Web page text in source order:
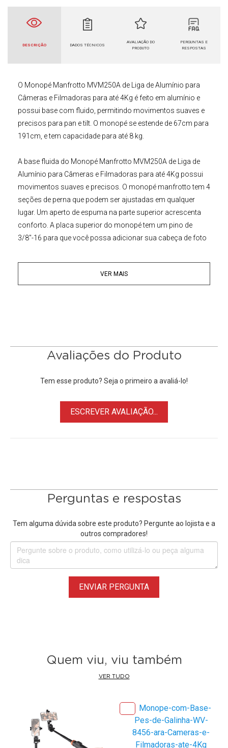
DESCRIÇÃO DADOS TÉCNICOS
AVALIAÇÃO DO
PRODUTO
PERGUNTAS E
RESPOSTAS
O Monopé Manfrotto MVM250A de Liga de Alumínio para
Câmeras e Filmadoras para até 4Kg é feito em alumínio e
possui base com fluido, permitindo movimentos suaves e
precisos para pan e tilt. O monopé se estende de 67cm para
191cm , e tem capacidade para até 8 kg.
A base fluida do Monopé Manfrotto MVM250A de Liga de
Alumínio para Câmeras e Filmadoras para até 4Kg possui
movimentos suaves e precisos. O monopé manfrotto tem 4
seções de perna que podem ser ajustadas em qualquer
lugar. Um aperto de espuma na parte superior acrescenta
conforto. A placa superior do monopé tem um pino de
3/8"-16 para que você possa adicionar sua cabeça de foto
Principais Características:VER MAIS
Avaliações do Produto
Tem esse produto? Seja o primeiro a avaliá-lo!
ESCREVER AVALIAÇÃO...
Perguntas e respostas
Tem alguma dúvida sobre este produto? Pergunte ao lojista e a
outros compradores!
ENVIAR PERGUNTA
Quem viu, viu também
VER TUDO